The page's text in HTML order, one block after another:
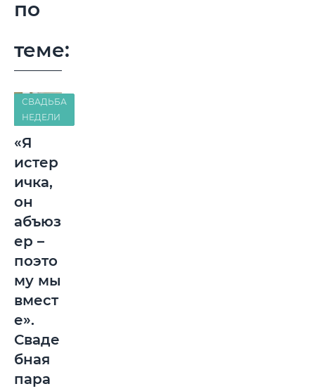
по
теме:
СВАДЬБА
НЕДЕЛИ
«Я
истер
ичка,
он
абъюз
ер –
поэто
му мы
вмест
е».
Сваде
бная
пара